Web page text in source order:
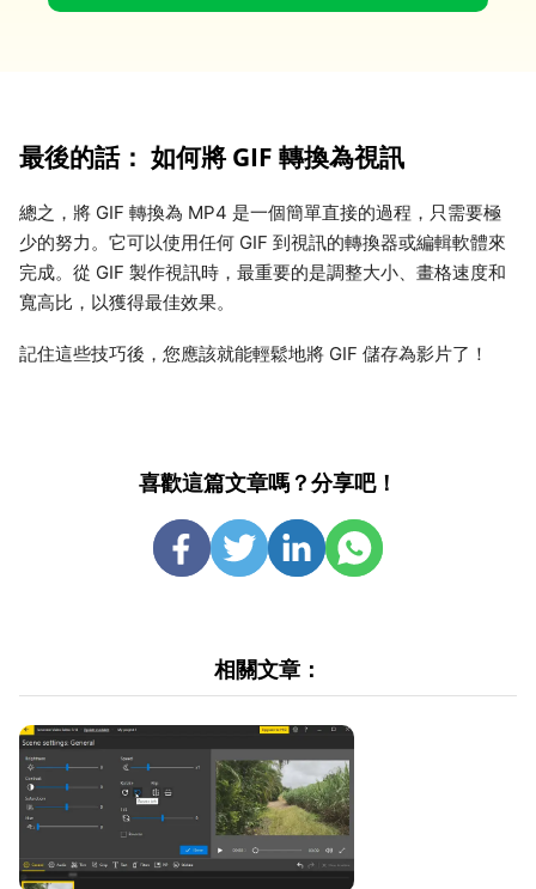
最後的話： 如何將 GIF 轉換為視訊
總之，將 GIF 轉換為 MP4 是一個簡單直接的過程，只需要極
少的努力。它可以使用任何 GIF 到視訊的轉換器或編輯軟體來
完成。從 GIF 製作視訊時，最重要的是調整大小、畫格速度和
寬高比，以獲得最佳效果。
記住這些技巧後，您應該就能輕鬆地將 GIF 儲存為影片了！
喜歡這篇文章嗎？分享吧！
相關文章：